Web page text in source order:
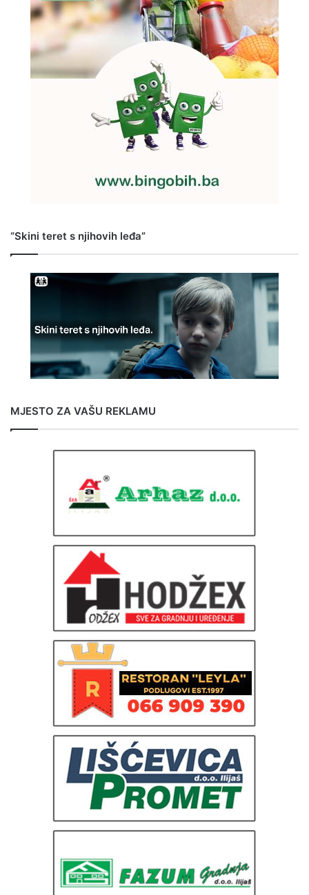
“Skini teret s njihovih leđa”
MJESTO ZA VAŠU REKLAMU